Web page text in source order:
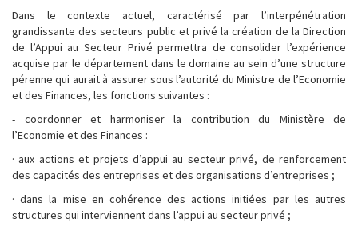
Dans le contexte actuel, caractérisé par l’interpénétration
grandissante des secteurs public et privé la création de la Direction
de l’Appui au Secteur Privé permettra de consolider l’expérience
acquise par le département dans le domaine au sein d’une structure
pérenne qui aurait à assurer sous l’autorité du Ministre de l’Economie
et des Finances, les fonctions suivantes :
- coordonner et harmoniser la contribution du Ministère de
l’Economie et des Finances :
· aux actions et projets d’appui au secteur privé, de renforcement
des capacités des entreprises et des organisations d’entreprises ;
· dans la mise en cohérence des actions initiées par les autres
structures qui interviennent dans l’appui au secteur privé ;